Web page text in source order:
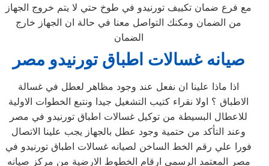
مع فرع ضمان تكييف تورنيدو في طوخ حتي لا يتم خروج الجهاز
من الضمان ومكنك التواصل معنا في حالة ان الجهاز خارج
الضمان
صيانه غسالات اطباق تورنيدو مصر
اذا ماذا علينا ان نفعل عند وجود مظاهر لعطل في غسالة
الاطباق ؟ اولا نقراء كتيب التشغيل جيدا ونتبع الخطوات الاولية
للاعطال البسيطة من توكيل غسالات اطباق تورنيدو في مصر
وعند التأكد من حتمية وجود عطل بالجهاز يجب علينا الاتصال
فورا علي رقم الخط الساخن لصيانه غسالات اطباق تورنيدو في
مصر المعتمد الرسمي ارقام الخطوط الارضية من مركز صيانه